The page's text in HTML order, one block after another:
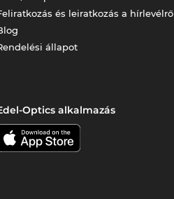
és leiratkozás a
állapot
Optics alkalmazás